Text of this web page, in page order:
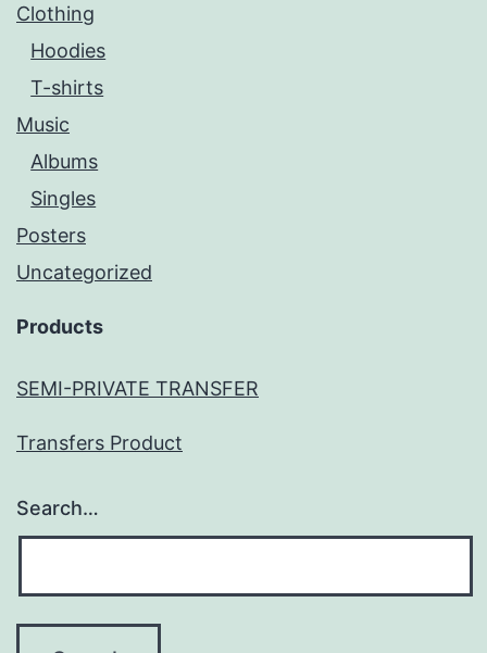
Clothing
Hoodies
T-shirts
Music
Albums
Singles
Posters
Uncategorized
Products
SEMI-PRIVATE TRANSFER
Transfers Product
Search…